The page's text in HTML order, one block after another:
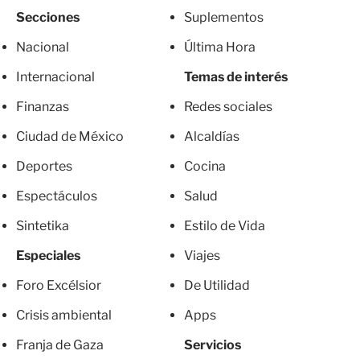
Secciones
Nacional
Internacional
Finanzas
Ciudad de México
Deportes
Espectáculos
Sintetika
Especiales
Foro Excélsior
Crisis ambiental
Franja de Gaza
Suplementos
Última Hora
Temas de interés
Redes sociales
Alcaldías
Cocina
Salud
Estilo de Vida
Viajes
De Utilidad
Apps
Servicios